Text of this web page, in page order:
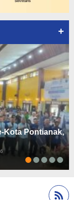
+
Kota Pontianak,